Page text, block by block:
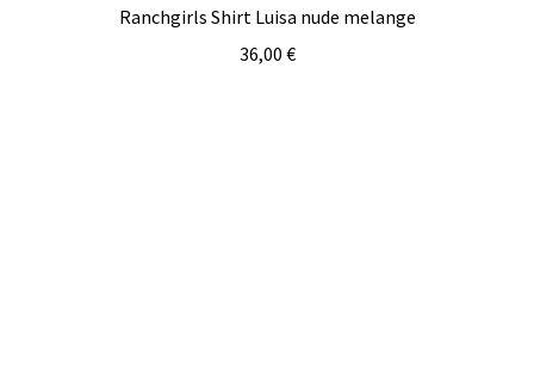
Ranchgirls Shirt Luisa nude melange
36,00 €